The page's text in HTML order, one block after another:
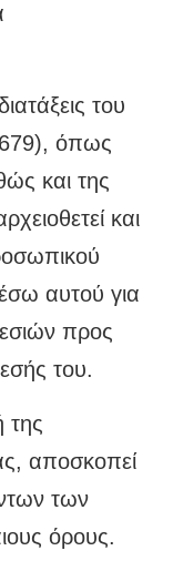
του
όπως
και της
και
αυτού για
προς
του.
της
αποσκοπεί
των
όρους.